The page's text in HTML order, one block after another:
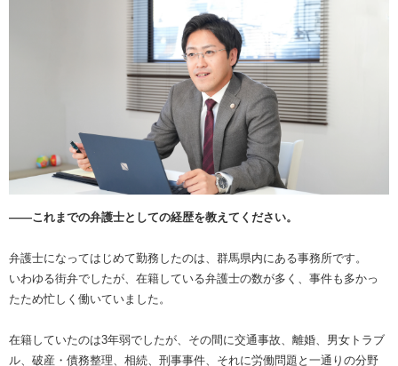
――これまでの弁護士としての経歴を教えてください。
弁護士になってはじめて勤務したのは、群馬県内にある事務所です。
いわゆる街弁でしたが、在籍している弁護士の数が多く、事件も多かっ
たため忙しく働いていました。
在籍していたのは3年弱でしたが、その間に交通事故、離婚、男女トラブ
ル、破産・債務整理、相続、刑事事件、それに労働問題と一通りの分野